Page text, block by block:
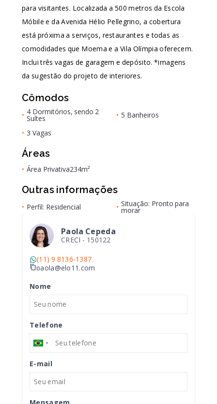
para visitantes. Localizada a 500 metros da Escola
Móbile e da Avenida Hélio Pellegrino, a cobertura
está próxima a serviços, restaurantes e todas as
comodidades que Moema e a Vila Olímpia oferecem.
Inclui três vagas de garagem e depósito. *imagens
da sugestão do projeto de interiores.
Cômodos
• 4 Dormitórios, sendo 2
Suítes • 5 Banheiros
• 3 Vagas
Áreas
• Área Privativa234m²
Outras informações
• Perfil: Residencial • Situação: Pronto para
morar
Paola Cepeda
CRECI - 150122
(11) 9 8136-1387
paola@elo11.com
Nome
Telefone
E-mail